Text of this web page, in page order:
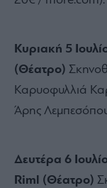
Κυριακή 5
(Θέατρο)
Καρυοφυλλιά
Άρης
Δευτέρα 6
Riml (Θέατρο)